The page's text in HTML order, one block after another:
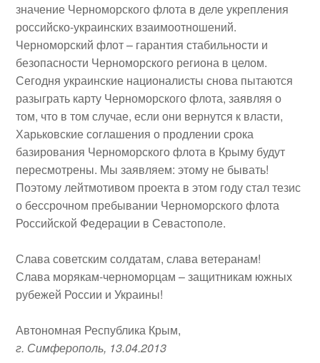
значение Черноморского флота в деле укрепления
российско-украинских взаимоотношений.
Черноморский флот – гарантия стабильности и
безопасности Черноморского региона в целом.
Сегодня украинские националисты снова пытаются
разыграть карту Черноморского флота, заявляя о
том, что в том случае, если они вернутся к власти,
Харьковские соглашения о продлении срока
базирования Черноморского флота в Крыму будут
пересмотрены. Мы заявляем: этому не бывать!
Поэтому лейтмотивом проекта в этом году стал тезис
о бессрочном пребывании Черноморского флота
Российской Федерации в Севастополе.
Слава советским солдатам, слава ветеранам!
Слава морякам-черноморцам – защитникам южных
рубежей России и Украины!
Автономная Республика Крым,
г. Симферополь, 13.04.2013